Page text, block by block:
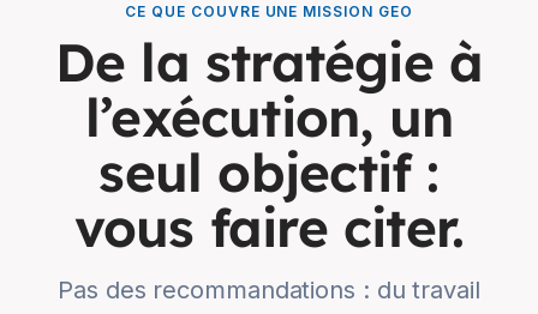
CE QUE COUVRE UNE MISSION GEO
De la stratégie à
l’exécution, un
seul objectif :
vous faire citer.
Pas des recommandations : du travail